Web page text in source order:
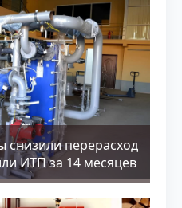
снизили перерасход
ИТП за 14 месяцев